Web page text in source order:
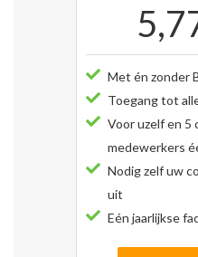
Met én zonder
Toegang tot
Voor uzelf en 5
medewerkers
Nodig zelf uw
uit
Eén jaarlijkse